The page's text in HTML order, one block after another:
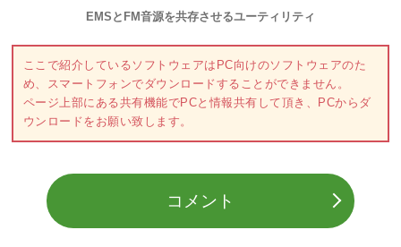
EMSとFM音源を共存させるユーティリティ
ここで紹介しているソフトウェアはPC向けのソフトウェアのた
め、スマートフォンでダウンロードすることができません。
ページ上部にある共有機能でPCと情報共有して頂き、PCからダ
ウンロードをお願い致します。
コメント